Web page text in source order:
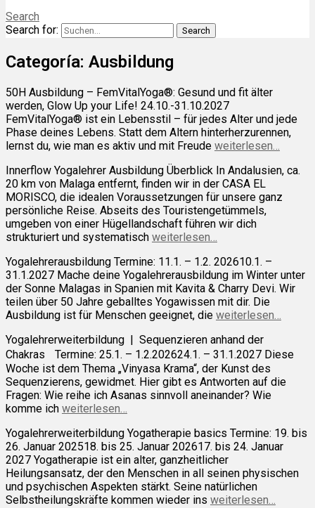
Search
Search for:
Categoría: Ausbildung
50H Ausbildung – FemVitalYoga®: Gesund und fit älter
werden, Glow Up your Life! 24.10.-31.10.2027
FemVitalYoga® ist ein Lebensstil – für jedes Alter und jede
Phase deines Lebens. Statt dem Altern hinterherzurennen,
lernst du, wie man es aktiv und mit Freude weiterlesen…
Innerflow Yogalehrer Ausbildung Überblick In Andalusien, ca.
20 km von Malaga entfernt, finden wir in der CASA EL
MORISCO, die idealen Voraussetzungen für unsere ganz
persönliche Reise. Abseits des Touristengetümmels,
umgeben von einer Hügellandschaft führen wir dich
strukturiert und systematisch weiterlesen…
Yogalehrerausbildung Termine: 11.1. – 1.2. 202610.1. –
31.1.2027 Mache deine Yogalehrerausbildung im Winter unter
der Sonne Malagas in Spanien mit Kavita & Charry Devi. Wir
teilen über 50 Jahre geballtes Yogawissen mit dir. Die
Ausbildung ist für Menschen geeignet, die weiterlesen…
Yogalehrerweiterbildung | Sequenzieren anhand der
Chakras Termine: 25.1. – 1.2.202624.1. – 31.1.2027 Diese
Woche ist dem Thema „Vinyasa Krama“, der Kunst des
Sequenzierens, gewidmet. Hier gibt es Antworten auf die
Fragen: Wie reihe ich Asanas sinnvoll aneinander? Wie
komme ich weiterlesen…
Yogalehrerweiterbildung Yogatherapie basics Termine: 19. bis
26. Januar 202518. bis 25. Januar 202617. bis 24. Januar
2027 Yogatherapie ist ein alter, ganzheitlicher
Heilungsansatz, der den Menschen in all seinen physischen
und psychischen Aspekten stärkt. Seine natürlichen
Selbstheilungskräfte kommen wieder ins weiterlesen…